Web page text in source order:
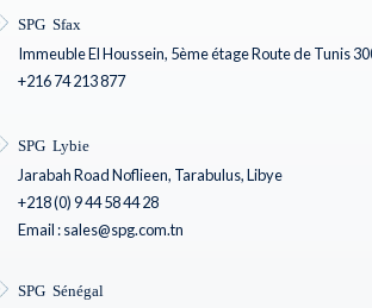
SPG Sfax
Immeuble El Houssein, 5ème étage Route de Tunis
+216 74 213 877
SPG Lybie
Jarabah Road Noflieen, Tarabulus, Libye
+218 (0) 9 44 58 44 28
Email : sales@spg.com.tn
SPG Sénégal